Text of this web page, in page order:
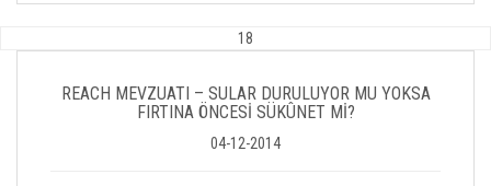
18
REACH MEVZUATI – SULAR DURULUYOR MU YOKSA
FIRTINA ÖNCESİ SÜKÛNET Mİ?
04-12-2014